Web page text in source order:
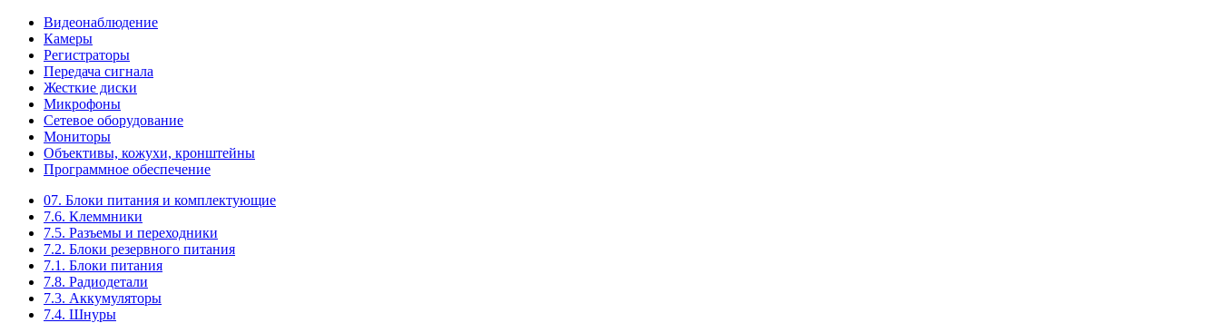
Видеонаблюдение
Камеры
Регистраторы
Передача сигнала
Жесткие диски
Микрофоны
Сетевое оборудование
Мониторы
Объективы, кожухи, кронштейны
Программное обеспечение
07. Блоки питания и комплектующие
7.6. Клеммники
7.5. Разъемы и переходники
7.2. Блоки резервного питания
7.1. Блоки питания
7.8. Радиодетали
7.3. Аккумуляторы
7.4. Шнуры